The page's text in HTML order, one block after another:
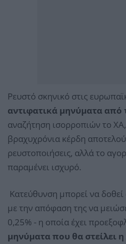
Ρευστό σκηνικό στις
αντιφατικά μηνύματα από
αναζήτηση ισορροπιών το
βραχυχρόνια κέρδη
ρευστοποιήσεις, αλλά το
παραμένει ισχυρό.
Κατεύθυνση μπορεί να
με την απόφαση της να
0,25% - η οποία έχει
μηνύματα που θα στείλει